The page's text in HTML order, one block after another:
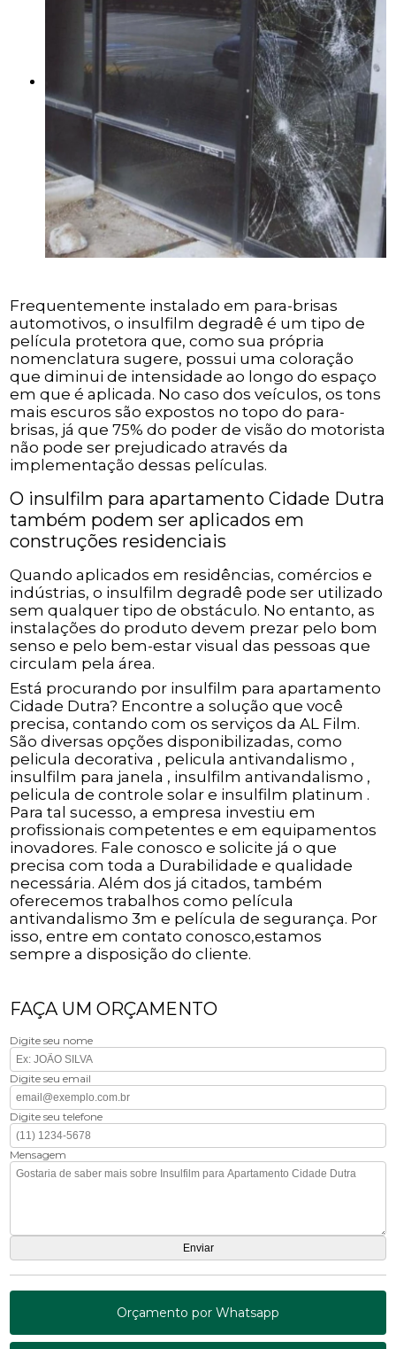
Frequentemente instalado em para-brisas
automotivos, o insulfilm degradê é um tipo de
película protetora que, como sua própria
nomenclatura sugere, possui uma coloração
que diminui de intensidade ao longo do espaço
em que é aplicada. No caso dos veículos, os tons
mais escuros são expostos no topo do para-
brisas, já que 75% do poder de visão do motorista
não pode ser prejudicado através da
implementação dessas películas.
O insulfilm para apartamento Cidade Dutra
também podem ser aplicados em
construções residenciais
Quando aplicados em residências, comércios e
indústrias, o insulfilm degradê pode ser utilizado
sem qualquer tipo de obstáculo. No entanto, as
instalações do produto devem prezar pelo bom
senso e pelo bem-estar visual das pessoas que
circulam pela área.
Está procurando por insulfilm para apartamento
Cidade Dutra? Encontre a solução que você
precisa, contando com os serviços da AL Film.
São diversas opções disponibilizadas, como
pelicula decorativa , pelicula antivandalismo ,
insulfilm para janela , insulfilm antivandalismo ,
pelicula de controle solar e insulfilm platinum .
Para tal sucesso, a empresa investiu em
profissionais competentes e em equipamentos
inovadores. Fale conosco e solicite já o que
precisa com toda a Durabilidade e qualidade
necessária. Além dos já citados, também
oferecemos trabalhos como película
antivandalismo 3m e película de segurança. Por
isso, entre em contato conosco,estamos
sempre a disposição do cliente.
FAÇA UM ORÇAMENTO
Digite seu nome
Digite seu email
Digite seu telefone
Mensagem
Orçamento por Whatsapp